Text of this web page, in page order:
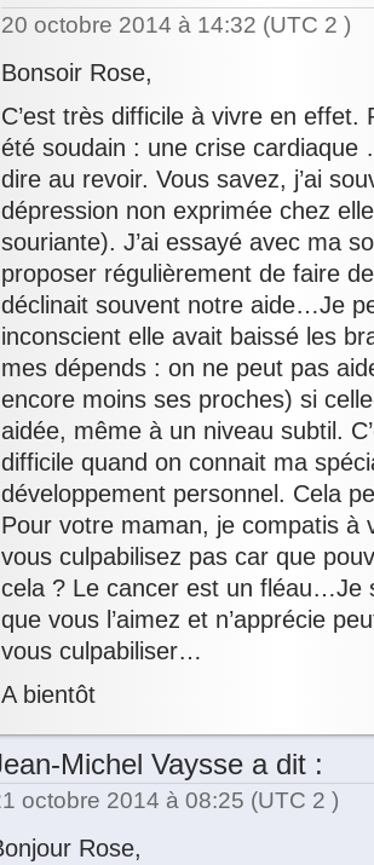
20 octobre 2014 à 14:32 (UTC 2 )
Bonsoir Rose,
C’est très difficile à vivre en effet.
été soudain : une crise
dire au revoir. Vous savez, j’ai
dépression non exprimée chez
souriante). J’ai essayé avec ma
proposer régulièrement de faire
déclinait souvent notre aide…Je
inconscient elle avait baissé les
mes dépends : on ne peut pas
encore moins ses proches) si
aidée, même à un niveau subtil.
difficile quand on connait ma
développement personnel. Cela
Pour votre maman, je compatis à
vous culpabilisez pas car que
cela ? Le cancer est un fléau…Je
que vous l’aimez et n’apprécie
vous culpabiliser…
A bientôt
Michel Vaysse a dit :
octobre 2014 à 08:25 (UTC 2 )
Rose,